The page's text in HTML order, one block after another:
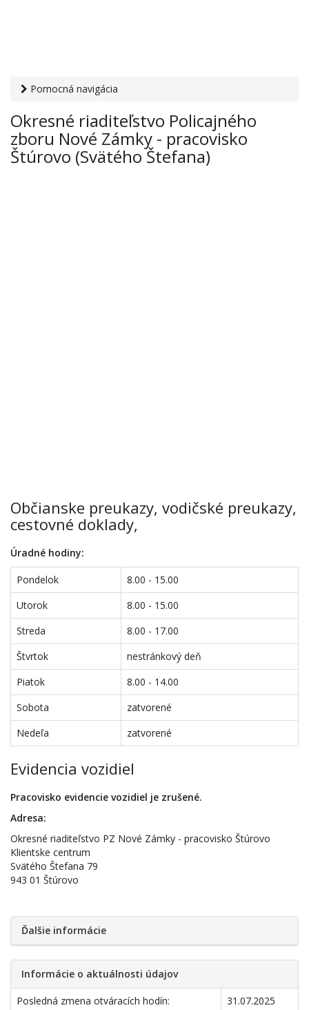
Pomocná navigácia
riaditeľstvo Policajného zboru Nové Zámky - pracovisko
Štúrovo (Svätého Štefana)
Okresné riaditeľstvo Policajného
zboru Nové Zámky - pracovisko
Štúrovo (Svätého Štefana)
Občianske preukazy, vodičské preukazy,
cestovné doklady,
Úradné hodiny:
Pondelok
8.00 - 15.00
Utorok
8.00 - 15.00
Streda
8.00 - 17.00
Štvrtok
nestránkový deň
Piatok
8.00 - 14.00
Sobota
zatvorené
Nedeľa
zatvorené
Evidencia vozidiel
Pracovisko evidencie vozidiel je zrušené.
Adresa:
Okresné riaditeľstvo PZ Nové Zámky - pracovisko Štúrovo
Klientske centrum
Svätého Štefana 79
943 01 Štúrovo
Ďalšie informácie
Informácie o aktuálnosti údajov
Posledná zmena otváracích hodín:
31.07.2025